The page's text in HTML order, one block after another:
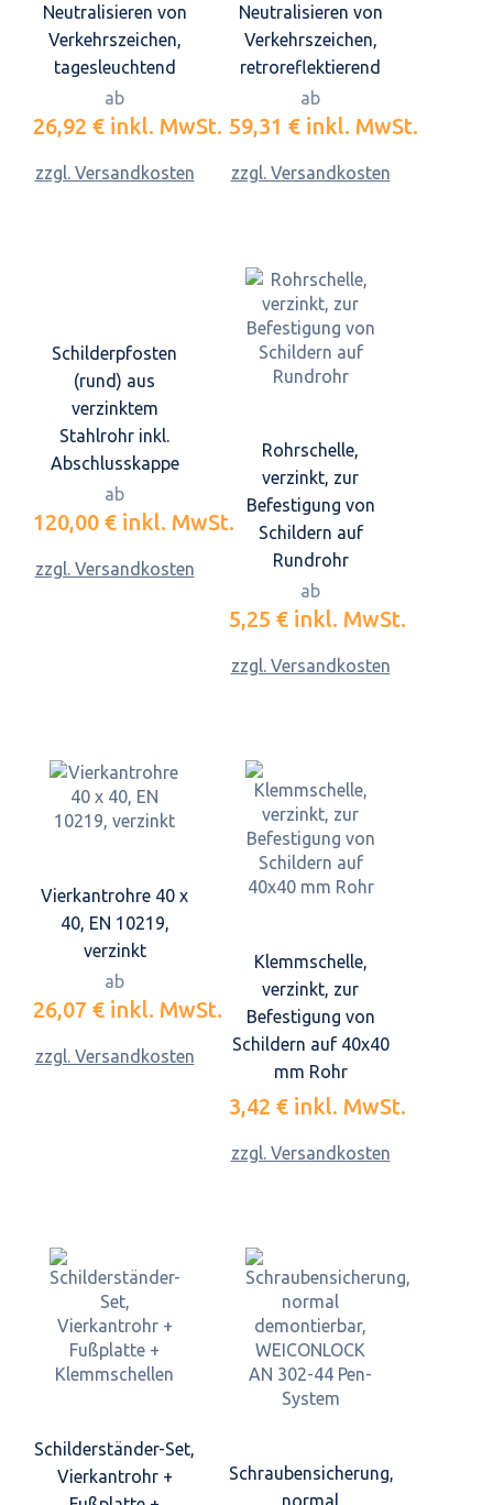
Neutralisieren von
Verkehrszeichen,
tagesleuchtend
ab
26,92 € inkl. MwSt.
zzgl. Versandkosten
Neutralisieren von
Verkehrszeichen,
retroreflektierend
ab
59,31 € inkl. MwSt.
zzgl. Versandkosten
Schilderpfosten
(rund) aus
verzinktem
Stahlrohr inkl.
Abschlusskappe
ab
120,00 € inkl. MwSt.
zzgl. Versandkosten
Rohrschelle,
verzinkt, zur
Befestigung von
Schildern auf
Rundrohr
ab
5,25 € inkl. MwSt.
zzgl. Versandkosten
Vierkantrohre 40 x
40, EN 10219,
verzinkt
ab
26,07 € inkl. MwSt.
zzgl. Versandkosten
Klemmschelle,
verzinkt, zur
Befestigung von
Schildern auf 40x40
mm Rohr
3,42 € inkl. MwSt.
zzgl. Versandkosten
Schilderständer-Set,
Vierkantrohr +
Schraubensicherung,
normal